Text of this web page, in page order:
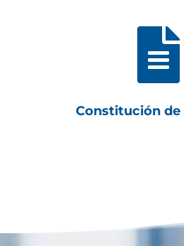

Constitución de